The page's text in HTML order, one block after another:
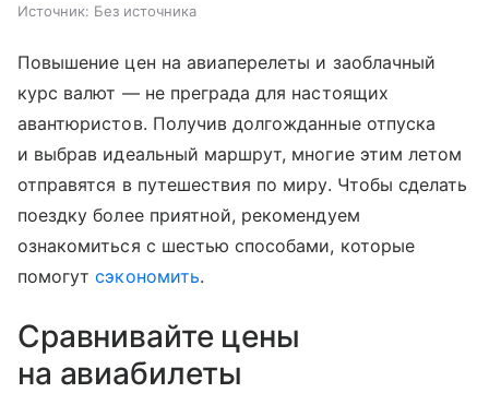
Источник: Без источника
Повышение цен на авиаперелеты и заоблачный
курс валют — не преграда для настоящих
авантюристов. Получив долгожданные отпуска
и выбрав идеальный маршрут, многие этим летом
отправятся в путешествия по миру. Чтобы сделать
поездку более приятной, рекомендуем
ознакомиться с шестью способами, которые
помогутсэкономить.
Сравнивайте цены
на авиабилеты